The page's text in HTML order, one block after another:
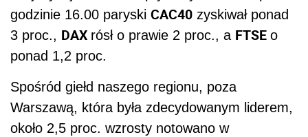
godzinie 16.00 paryski CAC40 zyskiwał ponad
3 proc., DAX rósł o prawie 2 proc., a FTSE o
ponad 1,2 proc.
Spośród giełd naszego regionu, poza
Warszawą, która była zdecydowanym liderem,
około 2,5 proc. wzrosty notowano w